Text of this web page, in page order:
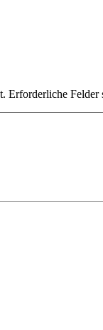
Erforderliche Felder